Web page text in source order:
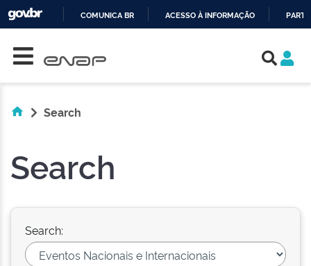
COMUNICA BR ACESSO À INFORMAÇÃO
Search
Search
Search: